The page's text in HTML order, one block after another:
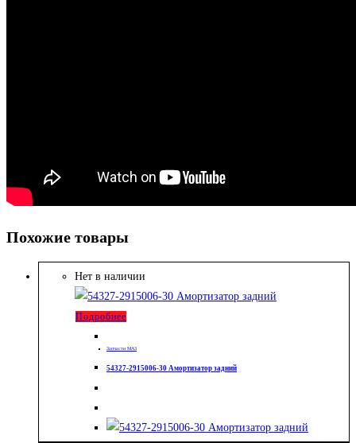
Похожие товары
Нет в наличии
Подробнее
Запчасти МАЗ
54327-2915006-30 Амортизатор задний